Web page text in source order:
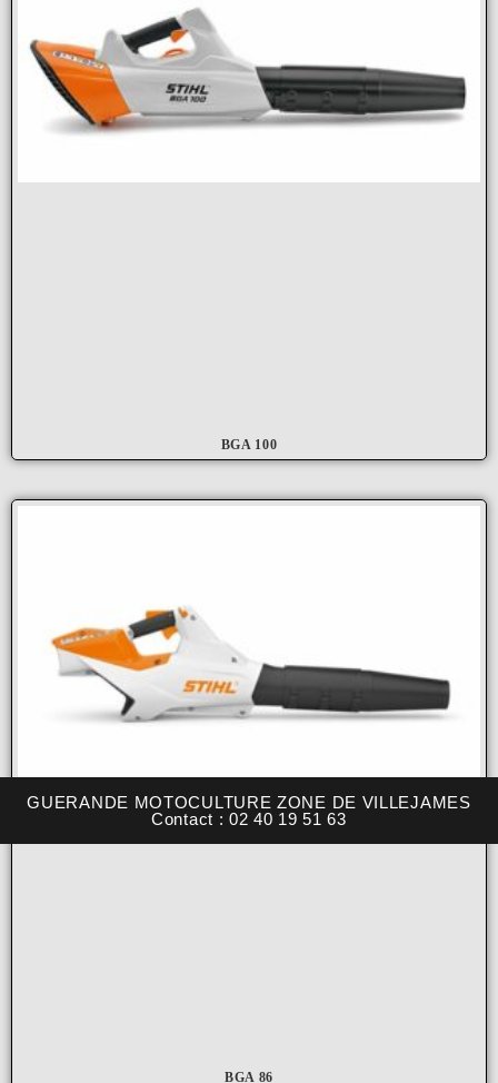
BGA 100
BGA 86
GUERANDE MOTOCULTURE ZONE DE VILLEJAMES
Contact : 02 40 19 51 63